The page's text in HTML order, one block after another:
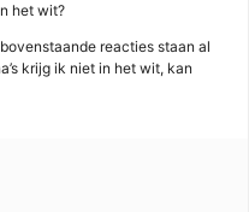
het wit?
reacties staan al
krijg ik niet in het wit, kan